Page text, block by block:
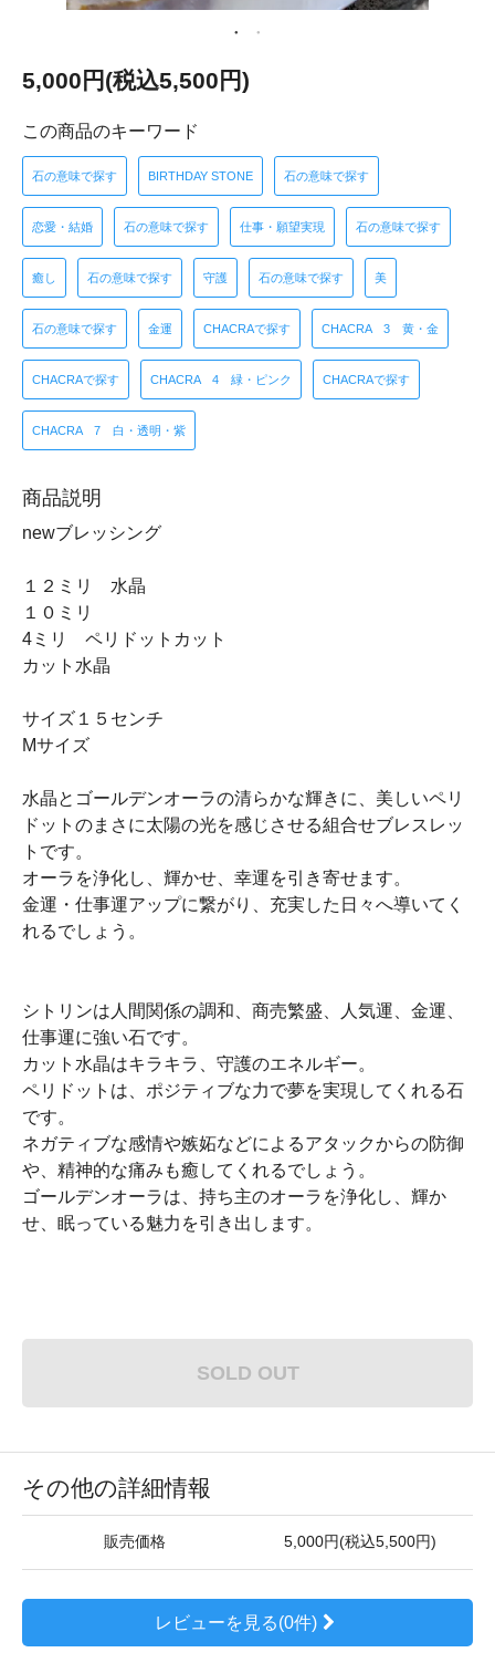
5,000円(税込5,500円)
この商品のキーワード
石の意味で探す BIRTHDAY STONE 石の意味で探す
恋愛・結婚 石の意味で探す 仕事・願望実現 石の意味で探す
癒し 石の意味で探す 守護 石の意味で探す 美
石の意味で探す 金運 CHACRAで探す CHACRA 3 黄・金
CHACRAで探す CHACRA 4 緑・ピンク CHACRAで探す
CHACRA 7 白・透明・紫
商品説明
newブレッシング
１２ミリ 水晶
１０ミリ
4ミリ ペリドットカット
カット水晶
サイズ１５センチ
Mサイズ
水晶とゴールデンオーラの清らかな輝きに、美しいペリ
ドットのまさに太陽の光を感じさせる組合せブレスレッ
トです。
オーラを浄化し、輝かせ、幸運を引き寄せます。
金運・仕事運アップに繋がり、充実した日々へ導いてく
れるでしょう。
シトリンは人間関係の調和、商売繁盛、人気運、金運、
仕事運に強い石です。
カット水晶はキラキラ、守護のエネルギー。
ペリドットは、ポジティブな力で夢を実現してくれる石
です。
ネガティブな感情や嫉妬などによるアタックからの防御
や、精神的な痛みも癒してくれるでしょう。
ゴールデンオーラは、持ち主のオーラを浄化し、輝か
せ、眠っている魅力を引き出します。
SOLD OUT
その他の詳細情報
販売価格 5,000円(税込5,500円)
レビューを見る(0件)